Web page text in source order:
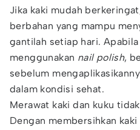
Jika kaki mudah
berbahan yang mampu
gantilah setiap hari.
menggunakan nail polish,
sebelum
dalam kondisi sehat.
Merawat kaki dan kuku
Dengan membersihkan